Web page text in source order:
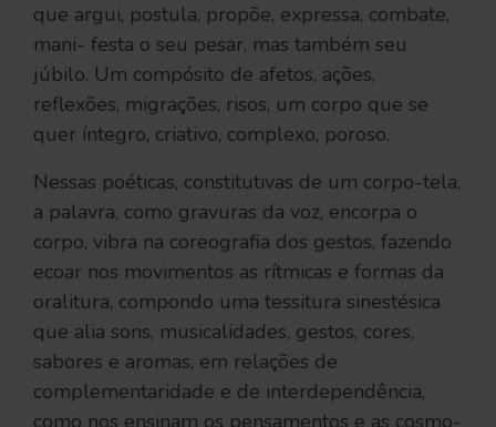
que argui, postula, propõe, expressa, combate,
mani- festa o seu pesar, mas também seu
júbilo. Um compósito de afetos, ações,
reflexões, migrações, risos, um corpo que se
quer íntegro, criativo, complexo, poroso.
Nessas poéticas, constitutivas de um corpo-tela,
a palavra, como gravuras da voz, encorpa o
corpo, vibra na coreografia dos gestos, fazendo
ecoar nos movimentos as rítmicas e formas da
oralitura, compondo uma tessitura sinestésica
que alia sons, musicalidades, gestos, cores,
sabores e aromas, em relações de
complementaridade e de interdependência,
como nos ensinam os pensamentos e as cosmo-